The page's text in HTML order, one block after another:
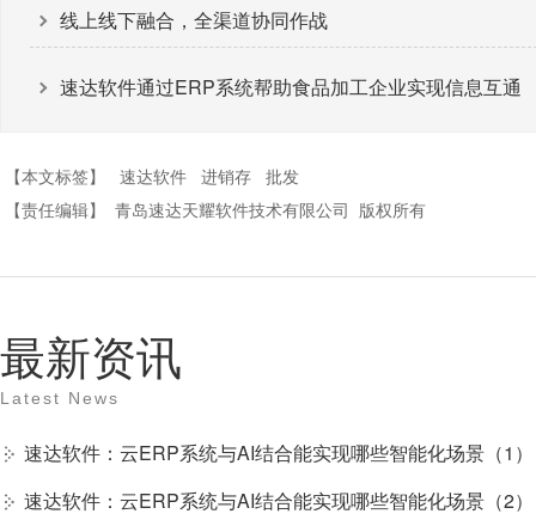
线上线下融合，全渠道协同作战
速达软件通过ERP系统帮助食品加工企业实现信息互通
【本文标签】 速达软件 进销存 批发
【责任编辑】
青岛速达天耀软件技术有限公司 版权所有
最新资讯
Latest News
速达软件：云ERP系统与AI结合能实现哪些智能化场景（1）
速达软件：云ERP系统与AI结合能实现哪些智能化场景（2）